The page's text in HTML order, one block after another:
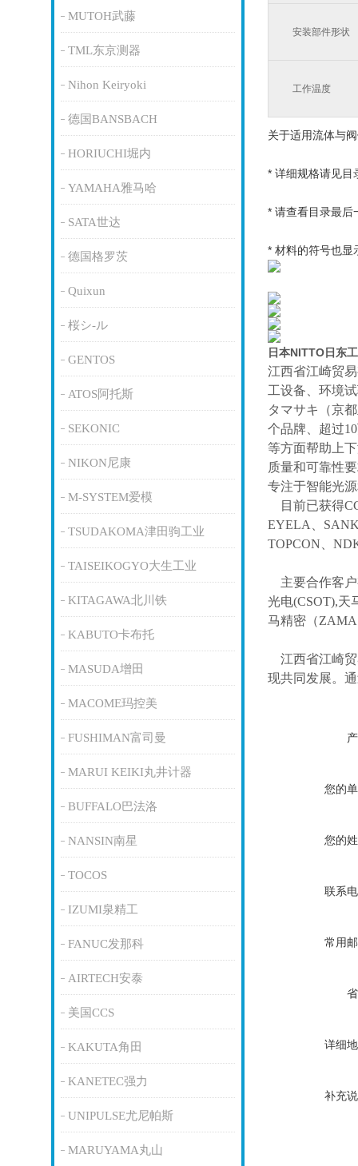
MUTOH武藤
TML东京测器
Nihon Keiryoki
德国BANSBACH
HORIUCHI堀内
YAMAHA雅马哈
SATA世达
德国格罗茨
Quixun
桜シ-ル
GENTOS
ATOS阿托斯
SEKONIC
NIKON尼康
M-SYSTEM爱模
TSUDAKOMA津田驹工业
TAISEIKOGYO大生工业
KITAGAWA北川铁
KABUTO卡布托
MASUDA增田
MACOME玛控美
FUSHIMAN富司曼
MARUI KEIKI丸井计器
BUFFALO巴法洛
NANSIN南星
TOCOS
IZUMI泉精工
FANUC发那科
AIRTECH安泰
美国CCS
KAKUTA角田
KANETEC强力
UNIPULSE尤尼帕斯
MARUYAMA丸山
安装部件形状
工作温度
关于适用流体与
* 详细规格请见目
* 请查看目录最后
* 材料的符号也显
日本NITTO日东
江西省江崎贸
工设备、环境
タマサキ（京
个品牌、超过
等方面帮助上
质量和可靠性
专注于智能光
目前已获得
EYELA、
TOPCON、
主要合作客
光电(CSOT),天
马精密（
江西省江崎
现共同发展。
您的
您的
联系
常用
详细
补充